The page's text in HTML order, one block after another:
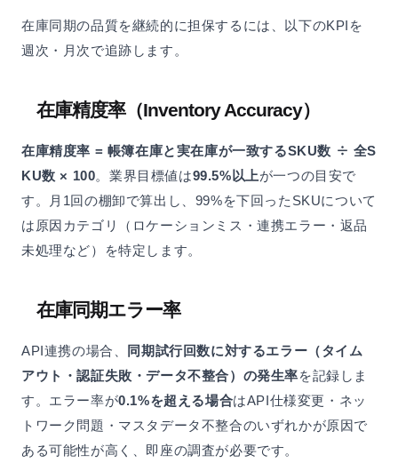
在庫同期の品質を継続的に担保するには、以下のKPIを
週次・月次で追跡します。
在庫精度率（Inventory Accuracy）
在庫精度率 = 帳簿在庫と実在庫が一致するSKU数 ÷ 全S
KU数 × 100。業界目標値は99.5%以上が一つの目安で
す。月1回の棚卸で算出し、99%を下回ったSKUについて
は原因カテゴリ（ロケーションミス・連携エラー・返品
未処理など）を特定します。
在庫同期エラー率
API連携の場合、
同期試行回数に対するエラー（タイム
アウト・認証失敗・データ不整合）の発生率を記録しま
す。エラー率が0.1%を超える場合はAPI仕様変更・ネッ
トワーク問題・マスタデータ不整合のいずれかが原因で
ある可能性が高く、即座の調査が必要です。